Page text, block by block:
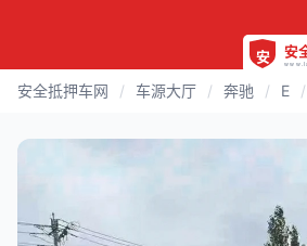
安全抵押车网 / 车源大厅 / 奔驰 / E /